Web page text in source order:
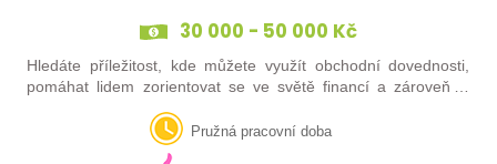
30 000 - 50 000 Kč
Hledáte příležitost, kde můžete využít obchodní dovednosti,
pomáhat lidem zorientovat se ve světě financí a zároveň si
Nabízíme zázemí stabilní…Pružná pracovní doba